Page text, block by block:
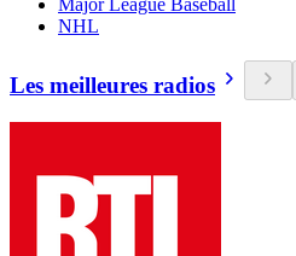
Major League Baseball
NHL
Les meilleures radios